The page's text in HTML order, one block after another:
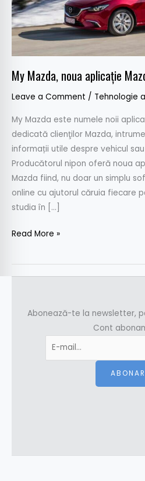
My Mazda, noua aplicaţie
Leave a Comment / Tehnologie
My Mazda este numele noii
dedicată clienţilor Mazda,
informații utile despre vehicul
Producătorul nipon oferă noua
Mazda fiind, nu doar un simplu
online cu ajutorul căruia fiecare
studia în […]
Read More »
Abonează-te la newsletter,
Cont